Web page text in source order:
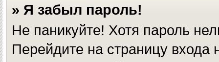
» Я забыл пароль!
Не паникуйте! Хотя пароль
Перейдите на страницу